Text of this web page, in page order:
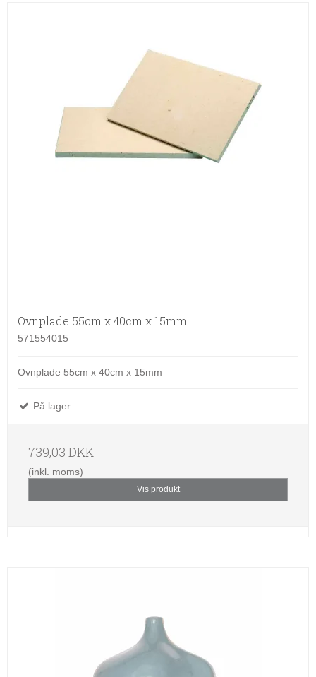
Ovnplade 55cm x 40cm x 15mm
571554015
Ovnplade 55cm x 40cm x 15mm
På lager
739,03 DKK
(inkl. moms)
Vis produkt